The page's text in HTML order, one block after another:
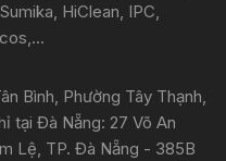
HiClean, IPC,
Bình, Phường Tây Thạnh,
tại Đà Nẵng: 27 Võ An
Lệ, TP. Đà Nẵng - 385B